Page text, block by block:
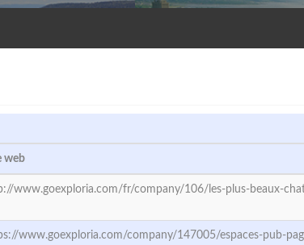
web
www.goexploria.com/fr/company/106/les-plus-beaux-
www.goexploria.com/company/147005/espaces-pub-